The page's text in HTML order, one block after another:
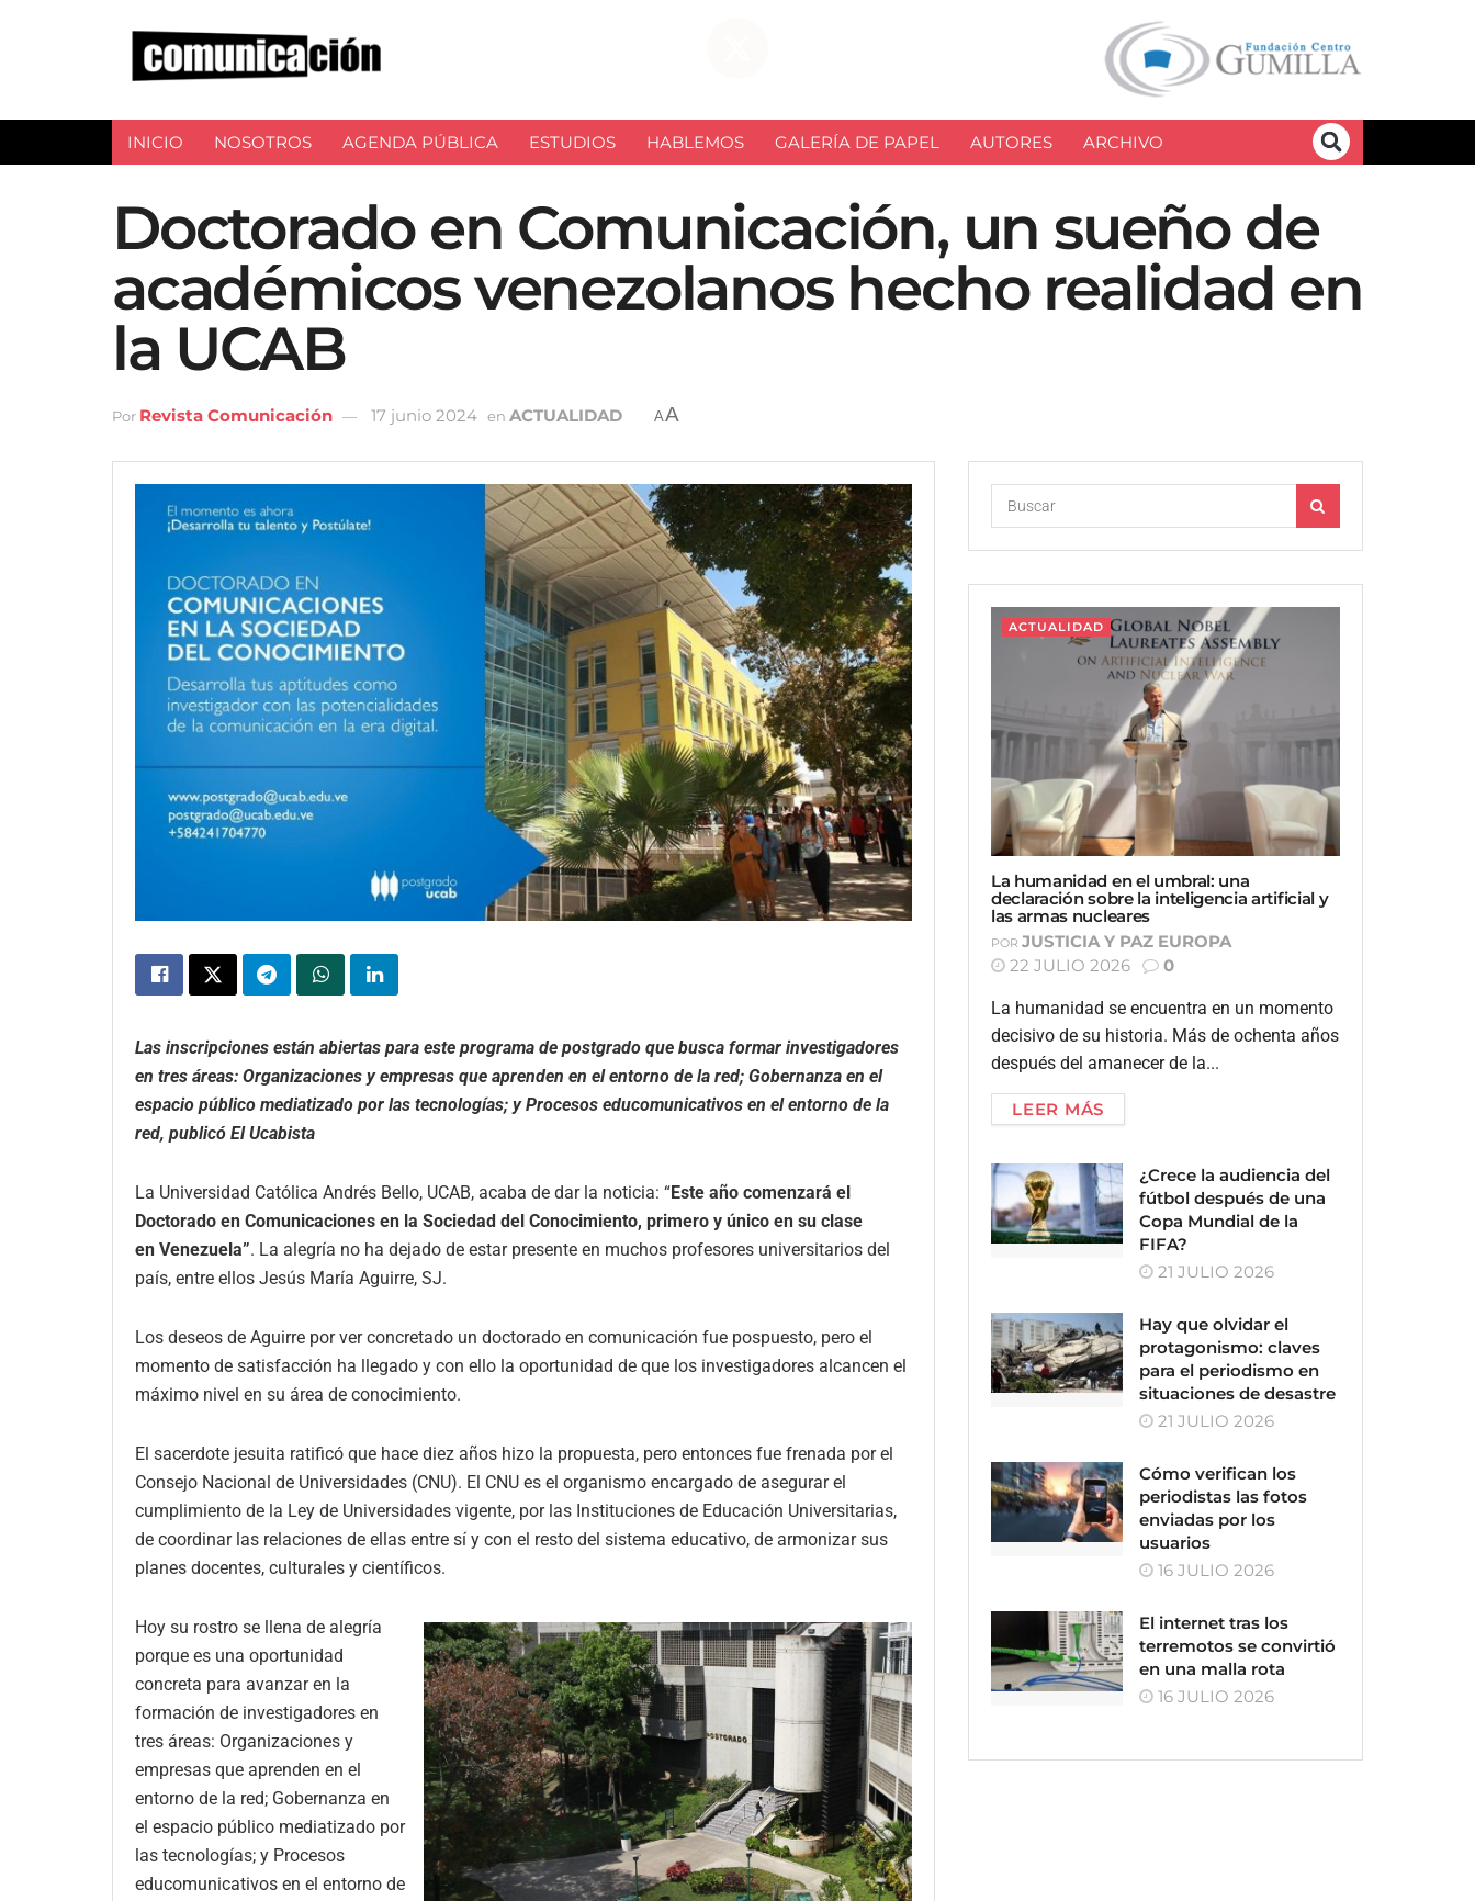
INICIO NOSOTROS AGENDA PÚBLICA ESTUDIOS HABLEMOS GALERÍA DE PAPEL AUTORES ARCHIVO
Doctorado en Comunicación, un sueño de
académicos venezolanos hecho realidad en
la UCAB
Por Revista Comunicación 17 junio 2024 en ACTUALIDAD AA
Las inscripciones están abiertas para este programa de postgrado que busca formar investigadores
en tres áreas: Organizaciones y empresas que aprenden en el entorno de la red; Gobernanza en el
espacio público mediatizado por las tecnologías; y Procesos educomunicativos en el entorno de la
red, publicó El Ucabista
La Universidad Católica Andrés Bello, UCAB, acaba de dar la noticia: “Este año comenzará el
Doctorado en Comunicaciones en la Sociedad del Conocimiento, primero y único en su clase
en Venezuela”. La alegría no ha dejado de estar presente en muchos profesores universitarios del
país, entre ellos Jesús María Aguirre, SJ.
Los deseos de Aguirre por ver concretado un doctorado en comunicación fue pospuesto, pero el
momento de satisfacción ha llegado y con ello la oportunidad de que los investigadores alcancen el
máximo nivel en su área de conocimiento.
El sacerdote jesuita ratificó que hace diez años hizo la propuesta, pero entonces fue frenada por el
Consejo Nacional de Universidades (CNU). El CNU es el organismo encargado de asegurar el
cumplimiento de la Ley de Universidades vigente, por las Instituciones de Educación Universitarias,
de coordinar las relaciones de ellas entre sí y con el resto del sistema educativo, de armonizar sus
planes docentes, culturales y científicos.
Hoy su rostro se llena de alegría
porque es una oportunidad
concreta para avanzar en la
formación de investigadores en
tres áreas: Organizaciones y
empresas que aprenden en el
entorno de la red; Gobernanza en
el espacio público mediatizado por
las tecnologías; y Procesos
educomunicativos en el entorno de
ACTUALIDAD
La humanidad en el umbral: una
declaración sobre la inteligencia artificial y
las armas nucleares
POR JUSTICIA Y PAZ EUROPA
22 JULIO 2026
0
La humanidad se encuentra en un momento
decisivo de su historia. Más de ochenta años
después del amanecer de la...
LEER MÁS
¿Crece la audiencia del
fútbol después de una
Copa Mundial de la
FIFA?
21 JULIO 2026
Hay que olvidar el
protagonismo: claves
para el periodismo en
situaciones de desastre
21 JULIO 2026
Cómo verifican los
periodistas las fotos
enviadas por los
usuarios
16 JULIO 2026
El internet tras los
terremotos se convirtió
en una malla rota
16 JULIO 2026